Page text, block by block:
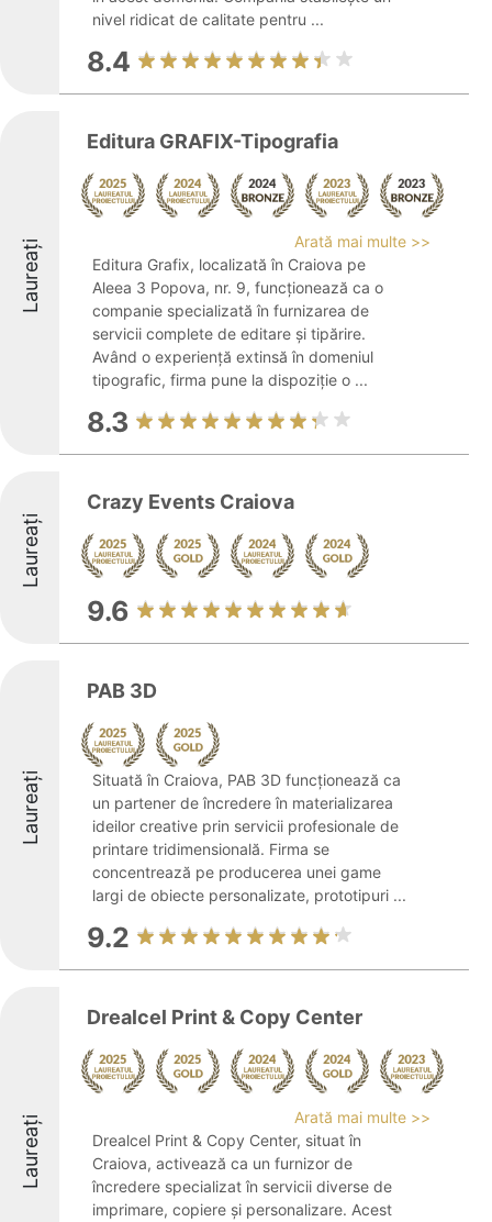
nivel ridicat de calitate pentru ...
8.4
Laureați
Editura GRAFIX-Tipografia
Arată mai multe >>
Editura Grafix, localizată în Craiova pe
Aleea 3 Popova, nr. 9, funcționează ca o
companie specializată în furnizarea de
servicii complete de editare și tipărire.
Având o experiență extinsă în domeniul
tipografic, firma pune la dispoziție o ...
8.3
Laureați
Crazy Events Craiova
9.6
Laureați
PAB 3D
Situată în Craiova, PAB 3D funcționează ca
un partener de încredere în materializarea
ideilor creative prin servicii profesionale de
printare tridimensională. Firma se
concentrează pe producerea unei game
largi de obiecte personalizate, prototipuri ...
9.2
Laureați
Drealcel Print & Copy Center
Arată mai multe >>
Drealcel Print & Copy Center, situat în
Craiova, activează ca un furnizor de
încredere specializat în servicii diverse de
imprimare, copiere și personalizare. Acest